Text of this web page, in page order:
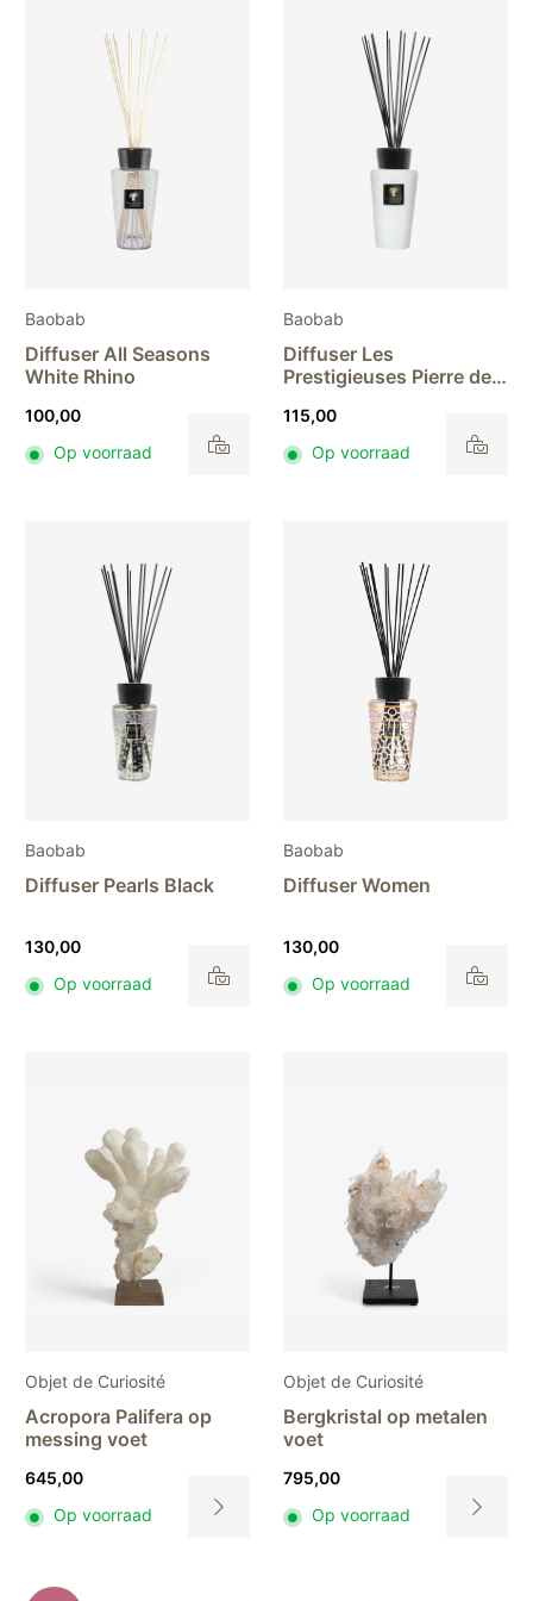
Baobab
Diffuser All Seasons
White Rhino
100,00
Op voorraad
Baobab
Diffuser Les
Prestigieuses Pierre de
115,00
Op voorraad
Baobab
Diffuser Pearls Black
130,00
Op voorraad
Baobab
Diffuser Women
130,00
Op voorraad
Objet de Curiosité
Acropora Palifera op
messing voet
645,00
Op voorraad
Objet de Curiosité
Bergkristal op metalen
voet
795,00
Op voorraad